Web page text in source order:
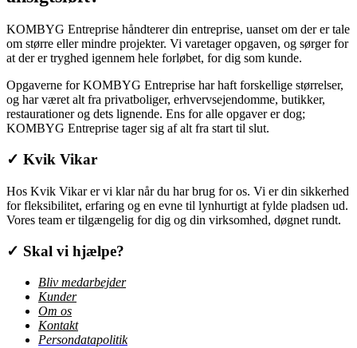
KOMBYG Entreprise håndterer din entreprise, uanset om der er tale
om større eller mindre projekter. Vi varetager opgaven, og sørger for
at der er tryghed igennem hele forløbet, for dig som kunde.
Opgaverne for KOMBYG Entreprise har haft forskellige størrelser,
og har været alt fra privatboliger, erhvervsejendomme, butikker,
restaurationer og dets lignende. Ens for alle opgaver er dog;
KOMBYG Entreprise tager sig af alt fra start til slut.
✓ Kvik Vikar
Hos Kvik Vikar er vi klar når du har brug for os. Vi er din sikkerhed
for fleksibilitet, erfaring og en evne til lynhurtigt at fylde pladsen ud.
Vores team er tilgængelig for dig og din virksomhed, døgnet rundt.
✓ Skal vi hjælpe?
Bliv medarbejder
Kunder
Om os
Kontakt
Persondatapolitik